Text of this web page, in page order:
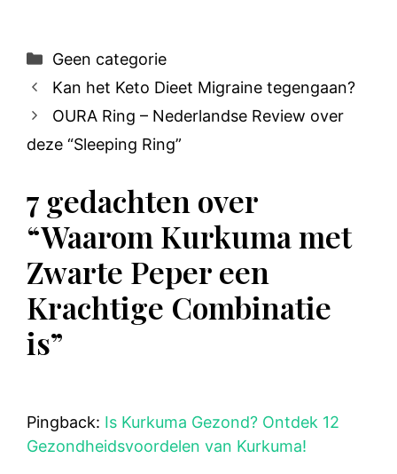
Categorieën
Geen categorie
Kan het Keto Dieet Migraine tegengaan?
OURA Ring – Nederlandse Review over
deze “Sleeping Ring”
7 gedachten over
“Waarom Kurkuma met
Zwarte Peper een
Krachtige Combinatie
is”
Pingback: Is Kurkuma Gezond? Ontdek 12
Gezondheidsvoordelen van Kurkuma!